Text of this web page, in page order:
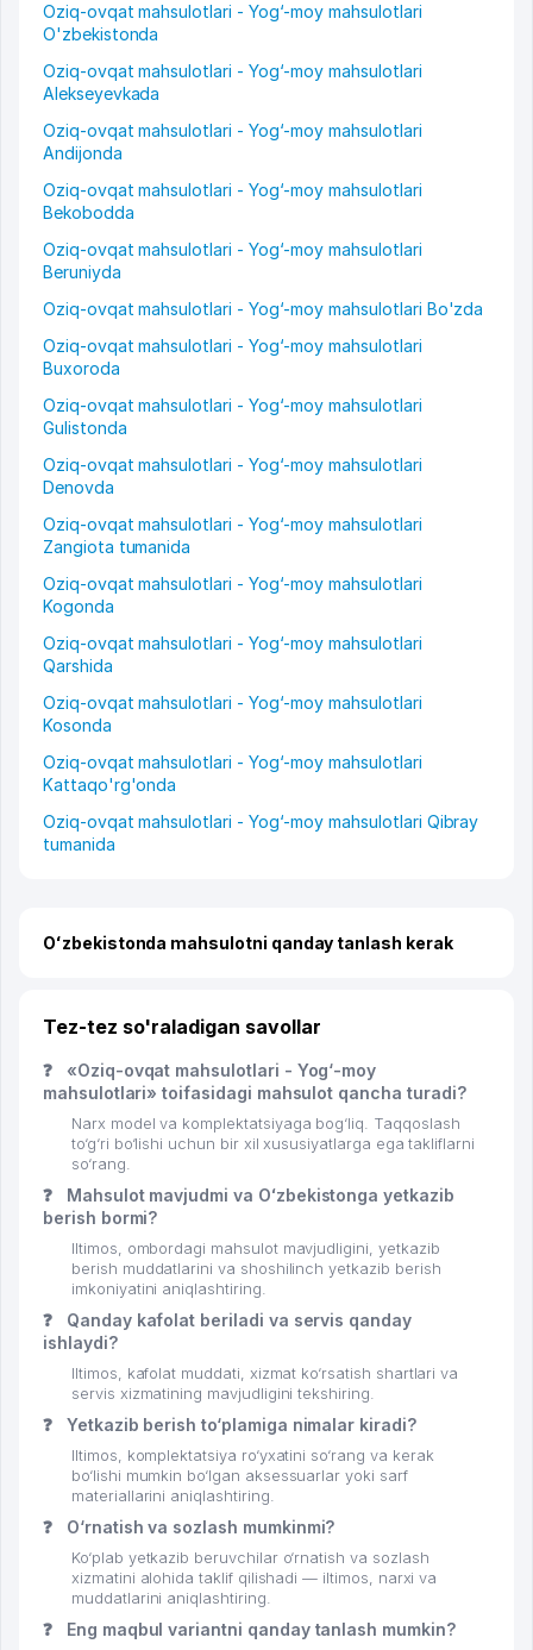
Oziq-ovqat mahsulotlari - Yog‘-moy mahsulotlari
O'zbekistonda
Oziq-ovqat mahsulotlari - Yog‘-moy mahsulotlari
Alekseyevkada
Oziq-ovqat mahsulotlari - Yog‘-moy mahsulotlari
Andijonda
Oziq-ovqat mahsulotlari - Yog‘-moy mahsulotlari
Bekobodda
Oziq-ovqat mahsulotlari - Yog‘-moy mahsulotlari
Beruniyda
Oziq-ovqat mahsulotlari - Yog‘-moy mahsulotlari Bo'zda
Oziq-ovqat mahsulotlari - Yog‘-moy mahsulotlari
Buxoroda
Oziq-ovqat mahsulotlari - Yog‘-moy mahsulotlari
Gulistonda
Oziq-ovqat mahsulotlari - Yog‘-moy mahsulotlari
Denovda
Oziq-ovqat mahsulotlari - Yog‘-moy mahsulotlari
Zangiota tumanida
Oziq-ovqat mahsulotlari - Yog‘-moy mahsulotlari
Kogonda
Oziq-ovqat mahsulotlari - Yog‘-moy mahsulotlari
Qarshida
Oziq-ovqat mahsulotlari - Yog‘-moy mahsulotlari
Kosonda
Oziq-ovqat mahsulotlari - Yog‘-moy mahsulotlari
Kattaqo'rg'onda
Oziq-ovqat mahsulotlari - Yog‘-moy mahsulotlari Qibray
tumanida
Oʻzbekistonda mahsulotni qanday tanlash kerak
Tez-tez so'raladigan savollar
❓
«Oziq-ovqat mahsulotlari - Yog‘-moy
mahsulotlari» toifasidagi mahsulot qancha turadi?
Narx model va komplektatsiyaga bog‘liq. Taqqoslash
to‘g‘ri bo‘lishi uchun bir xil xususiyatlarga ega takliflarni
so‘rang.
❓
Mahsulot mavjudmi va Oʻzbekistonga yetkazib
berish bormi?
Iltimos, ombordagi mahsulot mavjudligini, yetkazib
berish muddatlarini va shoshilinch yetkazib berish
imkoniyatini aniqlashtiring.
❓
Qanday kafolat beriladi va servis qanday
ishlaydi?
Iltimos, kafolat muddati, xizmat ko‘rsatish shartlari va
servis xizmatining mavjudligini tekshiring.
❓ Yetkazib berish to‘plamiga nimalar kiradi?
Iltimos, komplektatsiya ro‘yxatini so‘rang va kerak
bo‘lishi mumkin bo‘lgan aksessuarlar yoki sarf
materiallarini aniqlashtiring.
❓ O‘rnatish va sozlash mumkinmi?
Ko‘plab yetkazib beruvchilar o‘rnatish va sozlash
xizmatini alohida taklif qilishadi — iltimos, narxi va
muddatlarini aniqlashtiring.
❓ Eng maqbul variantni qanday tanlash mumkin?